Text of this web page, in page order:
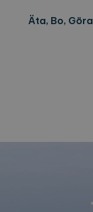
Äta, Bo, Göra